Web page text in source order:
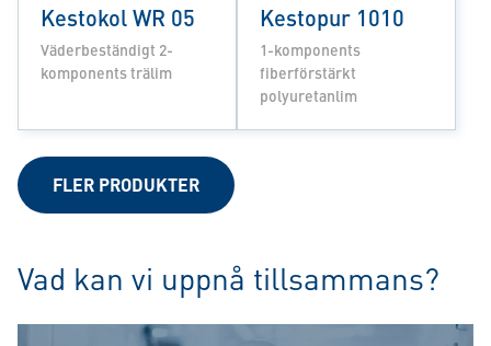
Kestokol WR 05
Väderbeständigt 2-
komponents trälim
Kestopur 1010
1-komponents
fiberförstärkt
polyuretanlim
FLER PRODUKTER
Vad kan vi uppnå tillsammans?